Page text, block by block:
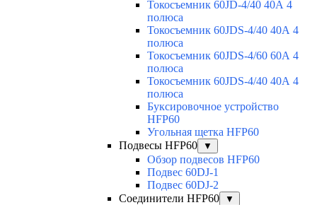
Токосъемник 60JD-4/40 40А 4
полюса
Токосъемник 60JDS-4/40 40А 4
полюса
Токосъемник 60JDS-4/60 60А 4
полюса
Токосъемник 60JDS-4/40 40А 4
полюса
Буксировочное устройство
HFP60
Угольная щетка HFP60
Подвесы HFP60
▼
Обзор подвесов HFP60
Подвес 60DJ-1
Подвес 60DJ-2
Соединители HFP60
▼